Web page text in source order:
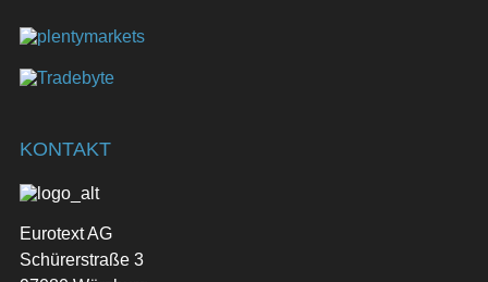
KONTAKT
Eurotext AG
Schürerstraße 3